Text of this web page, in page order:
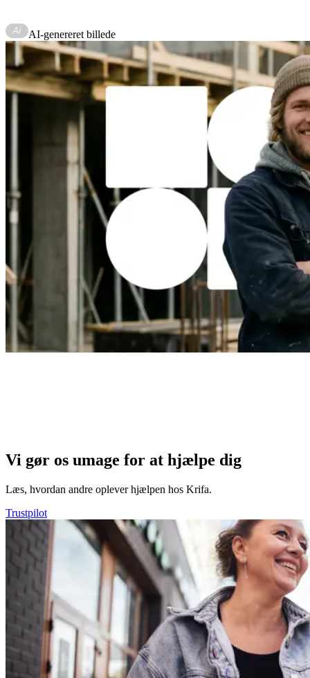
AI-genereret billede
Vi gør os umage for at hjælpe dig
Læs, hvordan andre oplever hjælpen hos Krifa.
Trustpilot